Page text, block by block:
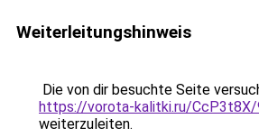
Weiterleitungshinweis
Die von dir besuchte Seite
https://vorota-kalitki.ru/CcP3t8X/
weiterzuleiten.